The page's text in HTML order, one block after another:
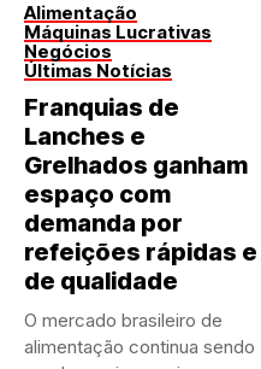
Alimentação
Máquinas Lucrativas
Negócios
Últimas Notícias
Franquias de
Lanches e
Grelhados ganham
espaço com
demanda por
refeições rápidas e
de qualidade
O mercado brasileiro de
alimentação continua sendo